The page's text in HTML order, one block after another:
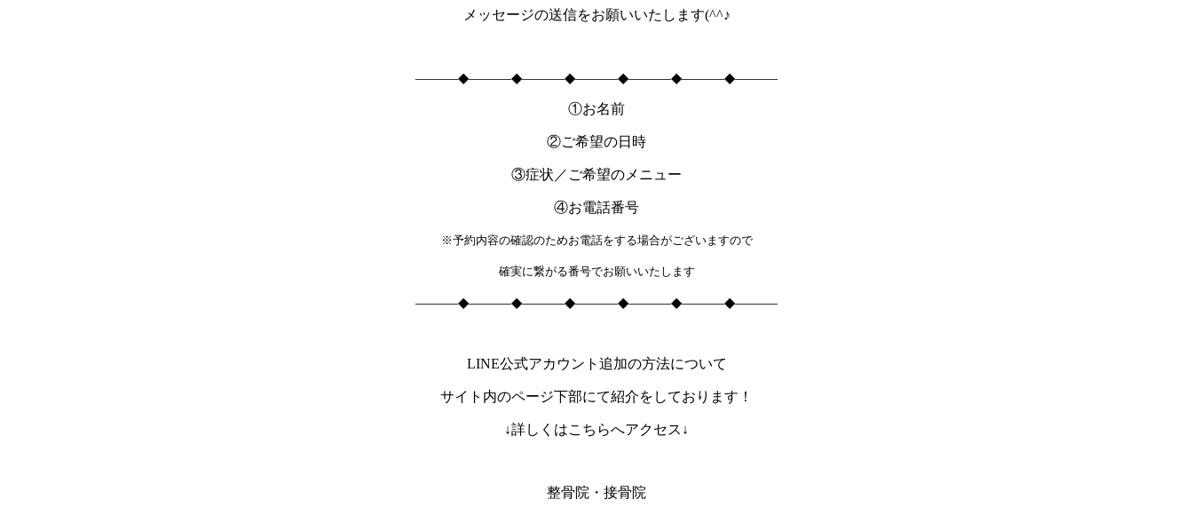
メッセージの送信をお願いいたします(^^♪
―――◆―――◆―――◆―――◆―――◆―――◆―――
①お名前
②ご希望の日時
③症状／ご希望のメニュー
④お電話番号
※予約内容の確認のためお電話をする場合がございますので
確実に繋がる番号でお願いいたします
―――◆―――◆―――◆―――◆―――◆―――◆―――
LINE公式アカウント追加の方法について
サイト内のページ下部にて紹介をしております！
↓詳しくはこちらへアクセス↓
整骨院・接骨院